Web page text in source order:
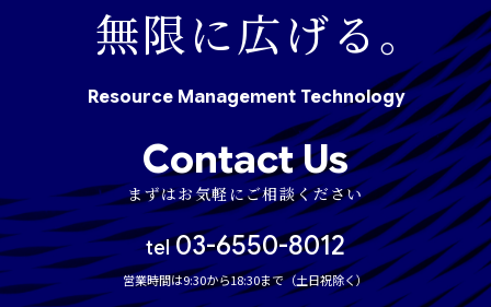
お知らせ
資料ダウンロード
お問い合わせ
無限に広げる。
ResourceManagementTechnology
Contact Us
まずはお気軽にご相談ください
tel03-6550-8012
営業時間は9:30から18:30まで（土日祝除く）